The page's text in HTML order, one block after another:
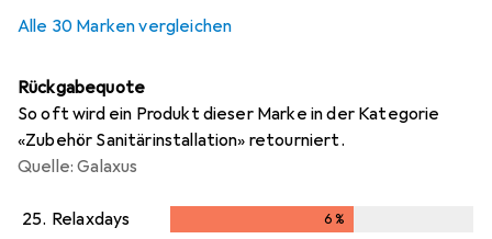
Alle 30 Marken vergleichen
Rückgabequote
So oft wird ein Produkt dieser Marke in der Kategorie
«Zubehör Sanitärinstallation» retourniert.
Quelle: Galaxus
25. Relaxdays 6%